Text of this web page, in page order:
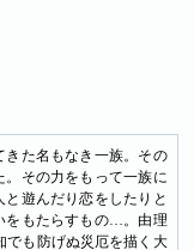
きた名もなき一族。その
その力をもって一族に
遊んだり恋をしたりと
をもたらすもの…。由理
も防げぬ災厄を描く大